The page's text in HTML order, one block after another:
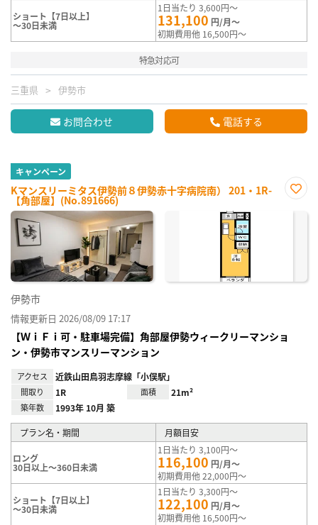
ショート【7日以上】
～30日未満
1日当たり 3,600円～
131,100 円/月～
初期費用他 16,500円～
特急対応可
三重県 伊勢市
お問合わせ 電話する
キャンペーン
Kマンスリーミタス伊勢前８伊勢赤十字病院南） 201・1R-
【角部屋】(No.891666)
に入
伊勢市
情報更新日 2026/08/09 17:17
【ＷｉＦｉ可・駐車場完備】角部屋伊勢ウィークリーマンショ
ン・伊勢市マンスリーマンション
アクセス 近鉄山田鳥羽志摩線「小俣駅」
間取り 1R 面積 21m²
築年数 1993年 10月 築
プラン名・期間 月額目安
ロング
30日以上～360日未満
1日当たり 3,100円～
116,100 円/月～
初期費用他 22,000円～
ショート【7日以上】
～30日未満
1日当たり 3,300円～
122,100 円/月～
初期費用他 16,500円～